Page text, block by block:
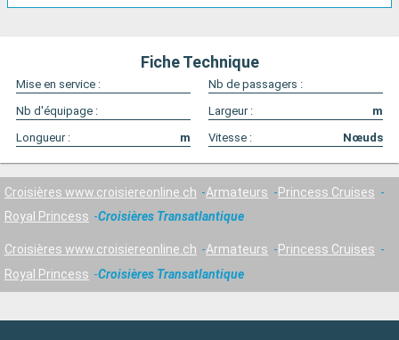
Fiche Technique
Mise en service :
Nb de passagers :
Nb d'équipage :
Largeur :
m
Longueur :
m Vitesse : Nœuds
Croisières www.croisiereonline.ch Armateurs
Princess Cruises
Royal Princess
Croisières Transatlantique
Croisières www.croisiereonline.ch Armateurs
Princess Cruises
Royal Princess
Croisières Transatlantique